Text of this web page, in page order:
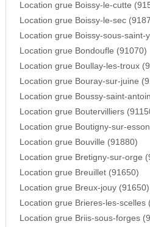
Location grue Boissy-le-cutte
Location grue Boissy-le-sec
Location grue Boissy-sous-saint-
Location grue Bondoufle (91070)
Location grue Boullay-les-troux
Location grue Bouray-sur-juine
Location grue Boussy-saint-
Location grue Boutervilliers
Location grue Boutigny-sur-
Location grue Bouville (91880)
Location grue Bretigny-sur-orge
Location grue Breuillet (91650)
Location grue Breux-jouy (91650)
Location grue Brieres-les-scelles
Location grue Briis-sous-forges